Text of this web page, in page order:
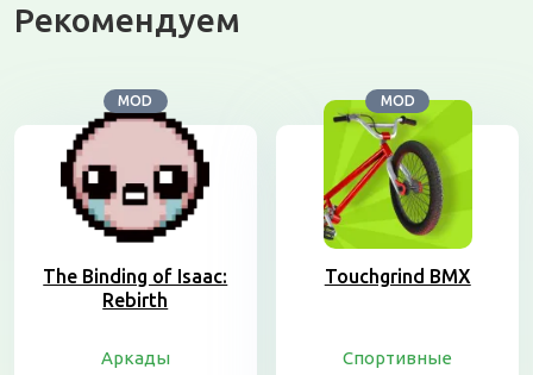
Рекомендуем
MOD
The Binding of Isaac:
Rebirth
Аркады
MOD
Touchgrind BMX
Спортивные